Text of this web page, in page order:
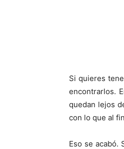
Si quieres
encontrarlos.
quedan lejos
con lo que al
Eso se